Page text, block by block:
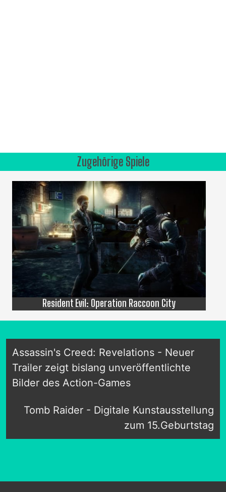
Zugehörige Spiele
Resident Evil: Operation Raccoon City
Assassin's Creed: Revelations - Neuer
Trailer zeigt bislang unveröffentlichte
Bilder des Action-Games
Tomb Raider - Digitale Kunstausstellung
zum 15.Geburtstag